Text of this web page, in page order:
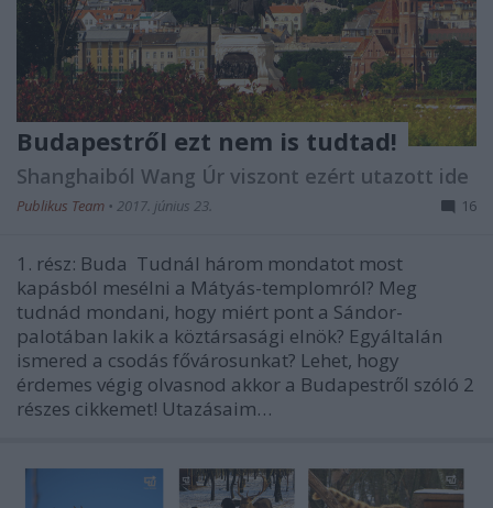
Budapestről ezt nem is tudtad!
Shanghaiból Wang Úr viszont ezért utazott ide
Publikus Team • 2017. június 23. 16
1. rész: Buda Tudnál három mondatot most
kapásból mesélni a Mátyás-templomról? Meg
tudnád mondani, hogy miért pont a Sándor-
palotában lakik a köztársasági elnök? Egyáltalán
ismered a csodás fővárosunkat? Lehet, hogy
érdemes végig olvasnod akkor a Budapestről szóló 2
részes cikkemet! Utazásaim…